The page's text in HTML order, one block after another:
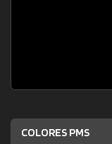
COLORES PMS